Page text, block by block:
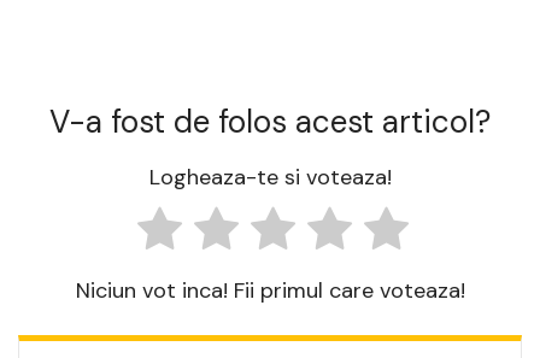
V-a fost de folos acest articol?
Logheaza-te si voteaza!
Niciun vot inca! Fii primul care voteaza!